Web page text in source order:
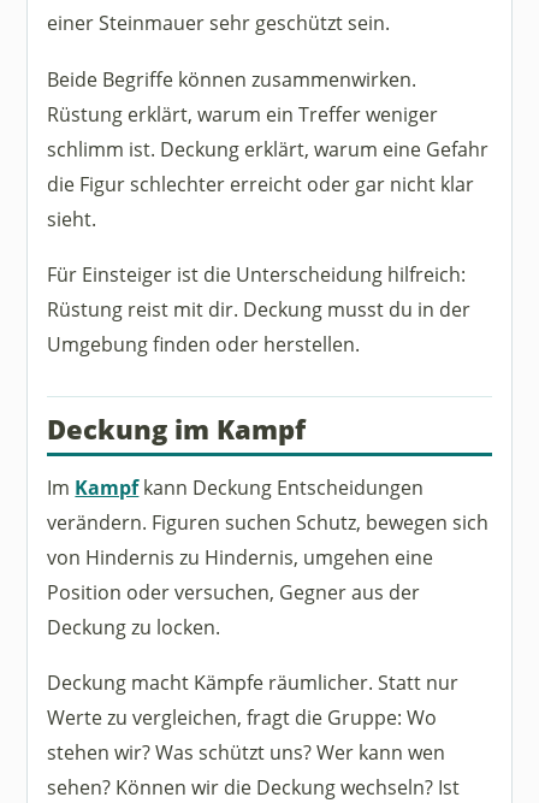
einer Steinmauer sehr geschützt sein.
Beide Begriffe können zusammenwirken.
Rüstung erklärt, warum ein Treffer weniger
schlimm ist. Deckung erklärt, warum eine Gefahr
die Figur schlechter erreicht oder gar nicht klar
sieht.
Für Einsteiger ist die Unterscheidung hilfreich:
Rüstung reist mit dir. Deckung musst du in der
Umgebung finden oder herstellen.
Deckung im Kampf
Im Kampfkann Deckung Entscheidungen
verändern. Figuren suchen Schutz, bewegen sich
von Hindernis zu Hindernis, umgehen eine
Position oder versuchen, Gegner aus der
Deckung zu locken.
Deckung macht Kämpfe räumlicher. Statt nur
Werte zu vergleichen, fragt die Gruppe: Wo
stehen wir? Was schützt uns? Wer kann wen
sehen? Können wir die Deckung wechseln? Ist